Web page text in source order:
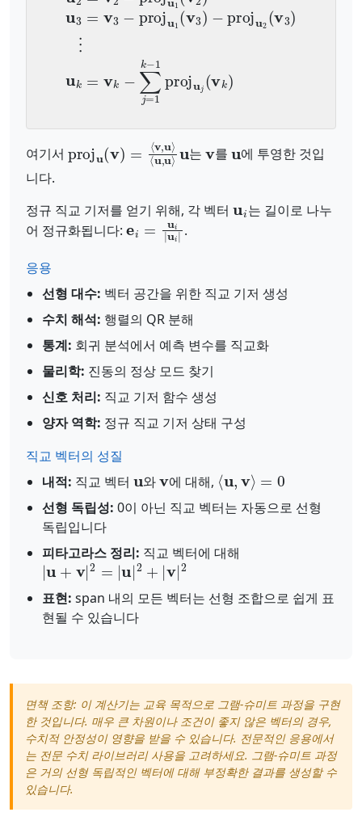
여기서
proj u( ) u⟩
u u
는 를
에 투영한 것입
니다.
정규 직교 기저를 얻기 위해, 각 벡터
는 길이로 나누
어 정규화됩니다:
ei=ui|ui |
.
응용
선형 대수: 벡터 공간을 위한 직교 기저 생성
수치 해석: 행렬의 QR 분해
통계: 회귀 분석에서 예측 변수를 직교화
물리학: 진동의 정상 모드 찾기
신호 처리: 직교 기저 함수 생성
양자 역학: 정규 직교 기저 상태 구성
직교 벡터의 성질
내적: 직교 벡터 와 에 대해,
⟨ =
선형 독립성: 0이 아닌 직교 벡터는 자동으로 선형
독립입니다
피타고라스 정리: 직교 벡터에 대해
|u+v|2=|u|2+|v|2
표현: span 내의 모든 벡터는 선형 조합으로 쉽게 표
현될 수 있습니다
면책 조항: 이 계산기는 교육 목적으로 그램-슈미트 과정을 구현
한 것입니다. 매우 큰 차원이나 조건이 좋지 않은 벡터의 경우,
수치적 안정성이 영향을 받을 수 있습니다. 전문적인 응용에서
는 전문 수치 라이브러리 사용을 고려하세요. 그램-슈미트 과정
은 거의 선형 독립적인 벡터에 대해 부정확한 결과를 생성할 수
있습니다.